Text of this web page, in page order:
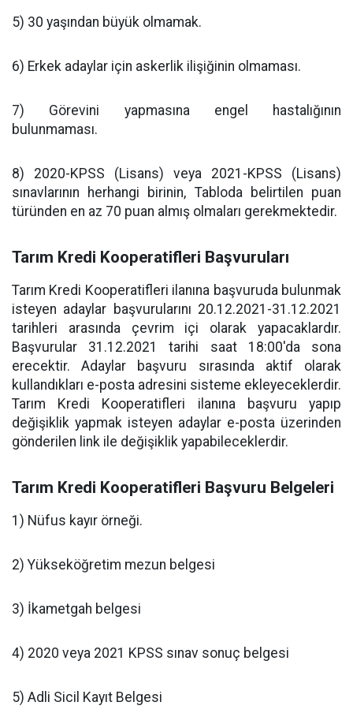
5) 30 yaşından büyük olmamak.
6) Erkek adaylar için askerlik ilişiğinin olmaması.
7) Görevini yapmasına engel hastalığının
bulunmaması.
8) 2020-KPSS (Lisans) veya 2021-KPSS (Lisans)
sınavlarının herhangi birinin, Tabloda belirtilen puan
türünden en az 70 puan almış olmaları gerekmektedir.
Tarım Kredi Kooperatifleri Başvuruları
Tarım Kredi Kooperatifleri ilanına başvuruda bulunmak
isteyen adaylar başvurularını 20.12.2021-31.12.2021
tarihleri arasında çevrim içi olarak yapacaklardır.
Başvurular 31.12.2021 tarihi saat 18:00'da sona
erecektir. Adaylar başvuru sırasında aktif olarak
kullandıkları e-posta adresini sisteme ekleyeceklerdir.
Tarım Kredi Kooperatifleri ilanına başvuru yapıp
değişiklik yapmak isteyen adaylar e-posta üzerinden
gönderilen link ile değişiklik yapabileceklerdir.
Tarım Kredi Kooperatifleri Başvuru Belgeleri
1) Nüfus kayır örneği.
2) Yükseköğretim mezun belgesi
3) İkametgah belgesi
4) 2020 veya 2021 KPSS sınav sonuç belgesi
5) Adli Sicil Kayıt Belgesi